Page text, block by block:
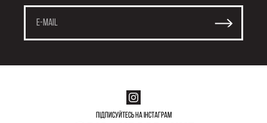
Підписуйтесь на інстаграм